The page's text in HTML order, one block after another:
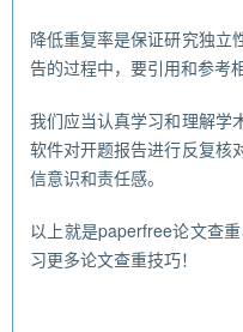
降低重复率是保证研究独立
告的过程中，要引用和参考
我们应当认真学习和理解学
软件对开题报告进行反复核
信意识和责任感。
以上就是paperfree论文查
习更多论文查重技巧！